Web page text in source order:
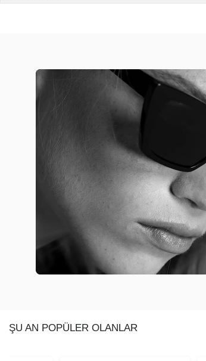
ŞU AN POPÜLER OLANLAR